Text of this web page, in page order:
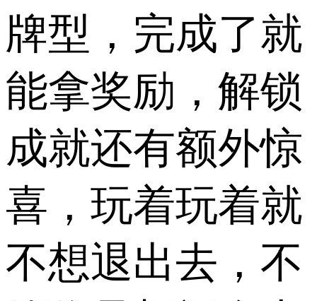
牌型，完成了就
能拿奖励，解锁
成就还有额外惊
喜，玩着玩着就
不想退出去，不